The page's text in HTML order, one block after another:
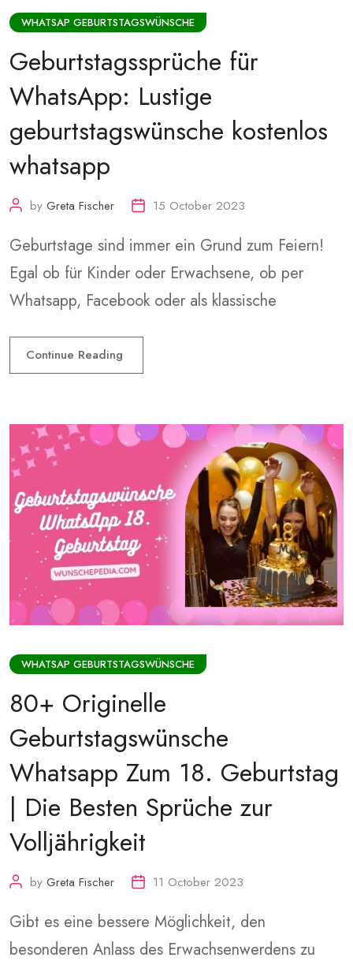
WHATSAP GEBURTSTAGSWÜNSCHE
Geburtstagssprüche für
WhatsApp: Lustige
geburtstagswünsche kostenlos
whatsapp
by Greta Fischer 15 October 2023
Geburtstage sind immer ein Grund zum Feiern!
Egal ob für Kinder oder Erwachsene, ob per
Whatsapp, Facebook oder als klassische
Continue Reading
WHATSAP GEBURTSTAGSWÜNSCHE
80+ Originelle
Geburtstagswünsche
Whatsapp Zum 18. Geburtstag
| Die Besten Sprüche zur
Volljährigkeit
by Greta Fischer 11 October 2023
Gibt es eine bessere Möglichkeit, den
besonderen Anlass des Erwachsenwerdens zu